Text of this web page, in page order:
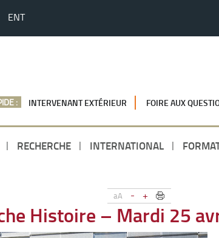
ENT
: INTERVENANT EXTÉRIEUR FOIRE AUX
RECHERCHE INTERNATIONAL
aA - +
Histoire – Mardi 25